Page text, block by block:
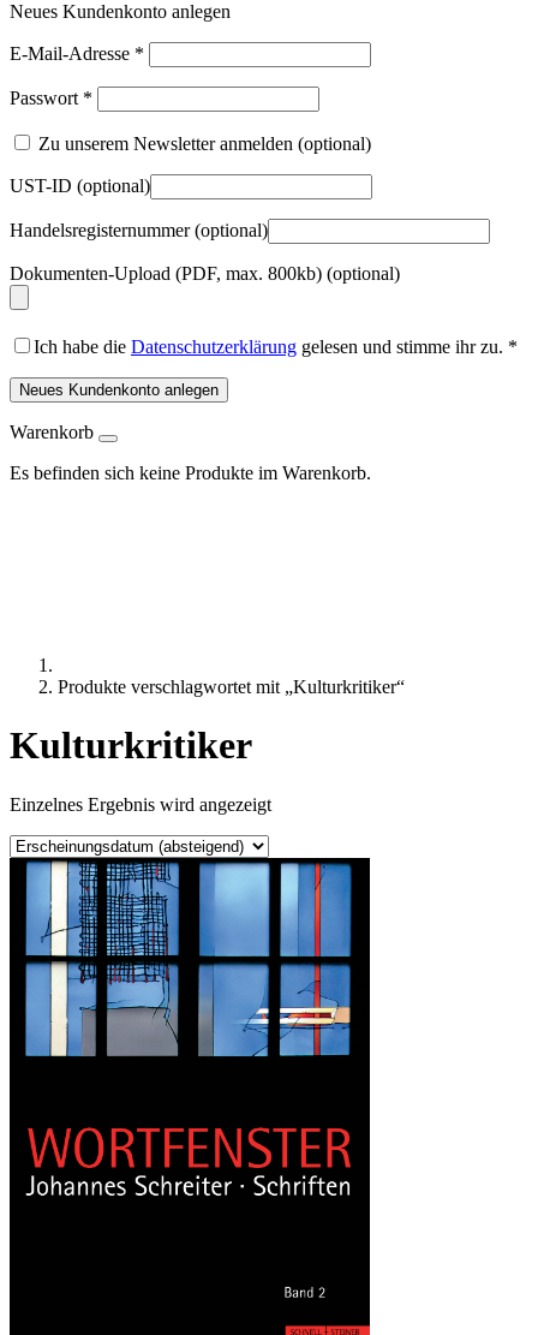
Neues Kundenkonto anlegen
E-Mail-Adresse *
Passwort *
Zu unserem Newsletter anmelden (optional)
UST-ID (optional)
Handelsregisternummer(optional)
Dokumenten-Upload (PDF, max. 800kb) (optional)
Ich habe die Datenschutzerklärung gelesen und stimme ihr zu. *
Neues Kundenkonto anlegen
Warenkorb
Es befinden sich keine Produkte im Warenkorb.
Produkte verschlagwortet mit „Kulturkritiker“
Kulturkritiker
Einzelnes Ergebnis wird angezeigt